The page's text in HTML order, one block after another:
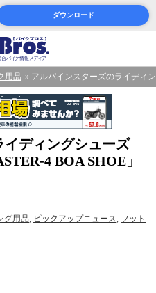
ダウンロード
用品 アルパインスターズのライディ
イディングシューズ
4 BOA SHOE」
グ用品, ピックアップニュース, フット